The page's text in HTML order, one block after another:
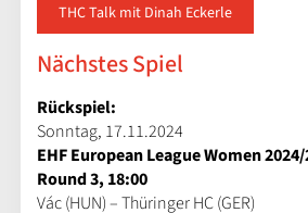
THC Talk mit Dinah Eckerle
Nächstes Spiel
Rückspiel:
Sonntag, 17.11.2024
EHF European League Women
Round 3, 18:00
Vác (HUN) – Thüringer HC (GER)